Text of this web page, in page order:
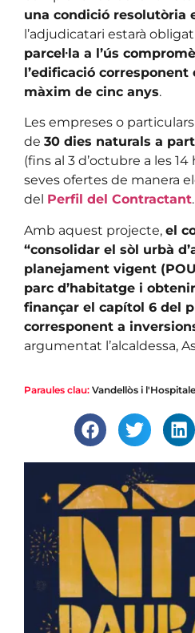
una condició resolutòria
l’adjudicatari estarà obligat
parcel·la a l’ús
l’edificació
màxim de cinc anys.
Les empreses o
de 30 dies naturals a
(fins al 3 d’octubre a les
seves ofertes de manera
del Perfil del Contractant.
Amb aquest projecte, el
“consolidar el sòl urbà
planejament vigent
parc d’habitatge i
finançar el capítol 6 del
corresponent a
argumentat l’alcaldessa,
Paraules clau: Vandellòs i